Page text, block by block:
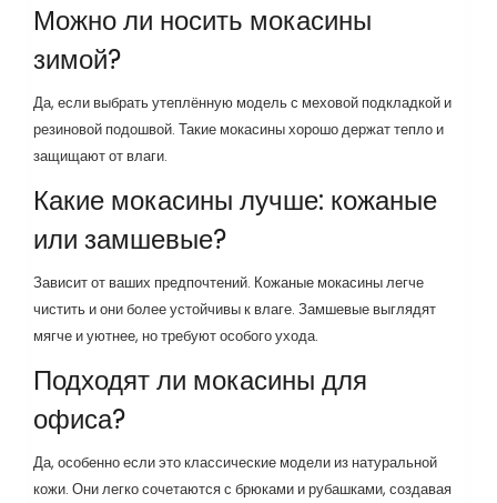
Можно ли носить мокасины
зимой?
Да, если выбрать утеплённую модель с меховой подкладкой и
резиновой подошвой. Такие мокасины хорошо держат тепло и
защищают от влаги.
Какие мокасины лучше: кожаные
или замшевые?
Зависит от ваших предпочтений. Кожаные мокасины легче
чистить и они более устойчивы к влаге. Замшевые выглядят
мягче и уютнее, но требуют особого ухода.
Подходят ли мокасины для
офиса?
Да, особенно если это классические модели из натуральной
кожи. Они легко сочетаются с брюками и рубашками, создавая